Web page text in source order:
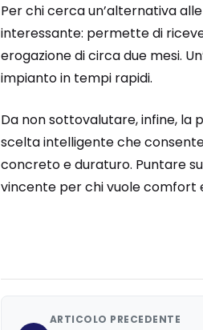
Per chi cerca un’alternativa
interessante: permette di
erogazione di circa due mesi.
impianto in tempi rapidi.
Da non sottovalutare, infine, la
scelta intelligente che
concreto e duraturo. Puntare
vincente per chi vuole comfort
ARTICOLO PRECEDENTE